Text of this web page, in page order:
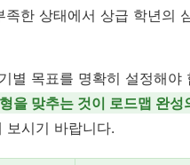
한 상태에서 상급 학년의
별 목표를 명확히 설정해야
을 맞추는 것이 로드맵 완성
보시기 바랍니다.